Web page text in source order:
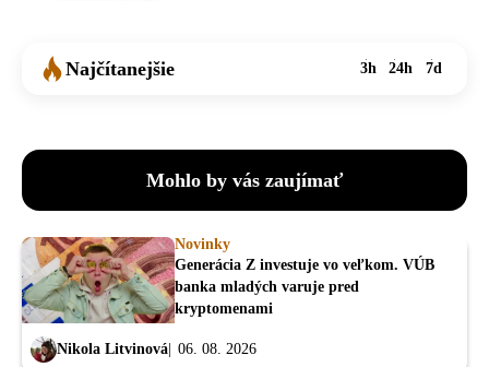
Najčítanejšie 3h 24h 7d
Mohlo by vás zaujímať
Novinky
Generácia Z investuje vo veľkom. VÚB
banka mladých varuje pred
kryptomenami
Nikola Litvinová 06. 08. 2026